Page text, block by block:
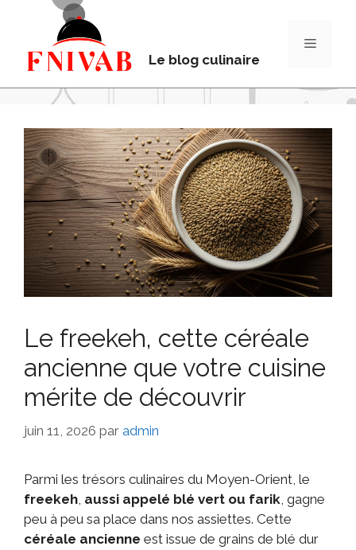
Le blog culinaire
Le freekeh, cette céréale
ancienne que votre cuisine
mérite de découvrir
juin 11, 2026 par admin
Parmi les trésors culinaires du Moyen-Orient, le
freekeh, aussi appelé blé vert ou farik, gagne
peu à peu sa place dans nos assiettes. Cette
céréale ancienne est issue de grains de blé dur